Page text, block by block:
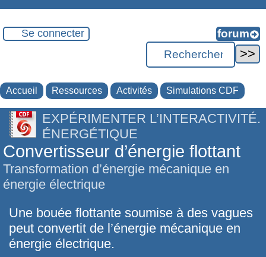
Se connecter
Accueil Ressources Activités Simulations CDF
EXPÉRIMENTER L’INTERACTIVITÉ.
ÉNERGÉTIQUE
Convertisseur d’énergie flottant
Transformation d’énergie mécanique en
énergie électrique
Une bouée flottante soumise à des vagues
peut convertit de l’énergie mécanique en
énergie électrique.